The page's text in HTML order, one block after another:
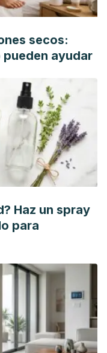
9788433015235.pdf
emocional.
Psicobiología del
secos:
ayudar
Haz un spray
para